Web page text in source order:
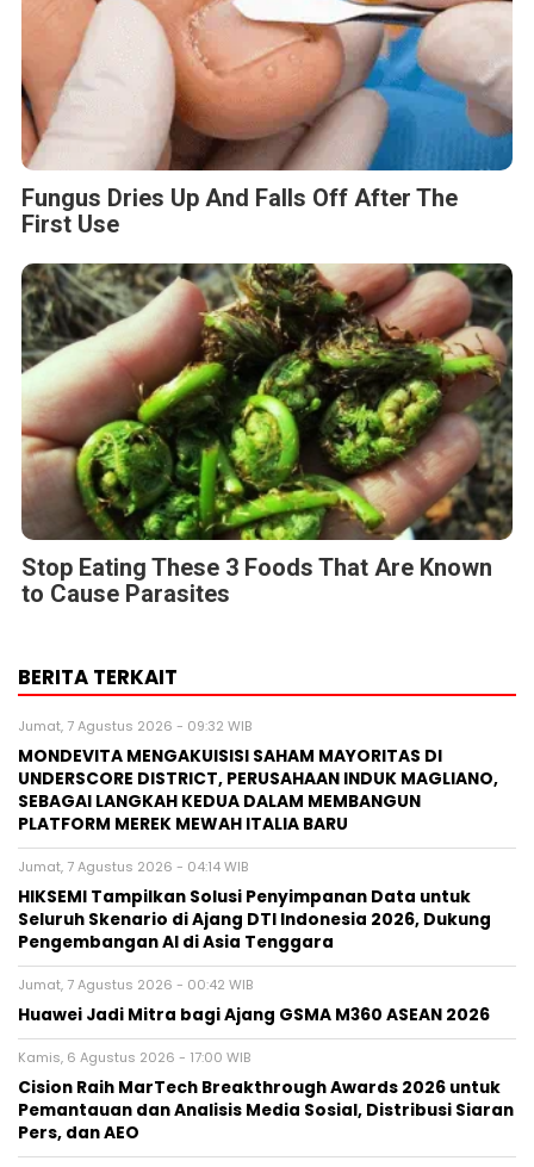
Fungus Dries Up And Falls Off After The
First Use
Stop Eating These 3 Foods That Are Known
to Cause Parasites
BERITA TERKAIT
Jumat, 7 Agustus 2026 - 09:32 WIB
MONDEVITA MENGAKUISISI SAHAM MAYORITAS DI
UNDERSCORE DISTRICT, PERUSAHAAN INDUK MAGLIANO,
SEBAGAI LANGKAH KEDUA DALAM MEMBANGUN
PLATFORM MEREK MEWAH ITALIA BARU
Jumat, 7 Agustus 2026 - 04:14 WIB
HIKSEMI Tampilkan Solusi Penyimpanan Data untuk
Seluruh Skenario di Ajang DTI Indonesia 2026, Dukung
Pengembangan AI di Asia Tenggara
Jumat, 7 Agustus 2026 - 00:42 WIB
Huawei Jadi Mitra bagi Ajang GSMA M360 ASEAN 2026
Kamis, 6 Agustus 2026 - 17:00 WIB
Cision Raih MarTech Breakthrough Awards 2026 untuk
Pemantauan dan Analisis Media Sosial, Distribusi Siaran
Pers, dan AEO